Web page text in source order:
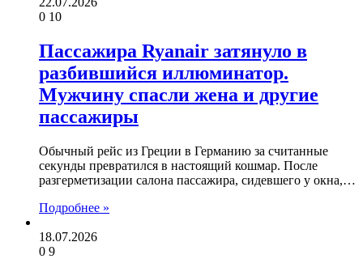
0 10
Пассажира Ryanair затянуло в
разбившийся иллюминатор.
Мужчину спасли жена и другие
пассажиры
Обычный рейс из Греции в Германию за считанные
секунды превратился в настоящий кошмар. После
разгерметизации салона пассажира, сидевшего у окна,…
Подробнее »
18.07.2026
0 9